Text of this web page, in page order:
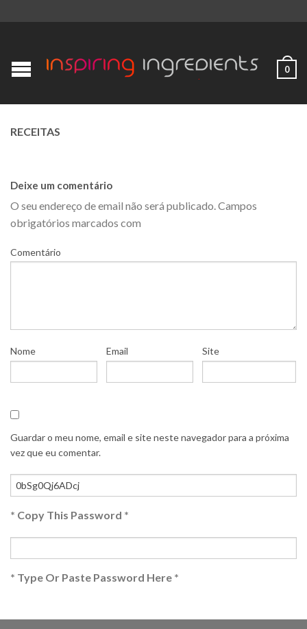
0
RECEITAS
Deixe um comentário
O seu endereço de email não será publicado. Campos
obrigatórios marcados com
Comentário
Nome Email Site
Guardar o meu nome, email e site neste navegador para a próxima
vez que eu comentar.
* Copy This Password *
* Type Or Paste Password Here *